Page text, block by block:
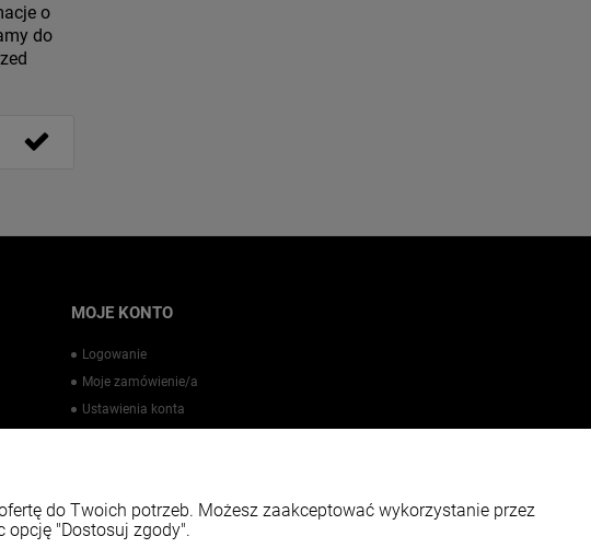
o
do
MOJE KONTO
Logowanie
Moje zamówienie/a
Ustawienia konta
do Twoich potrzeb. Możesz zaakceptować wykorzystanie przez
"Dostosuj zgody".